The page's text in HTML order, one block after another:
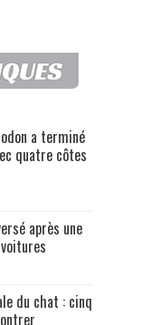
a terminé
quatre côtes
après une
du chat : cinq